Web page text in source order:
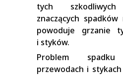
tych szkodliwych
znaczących
powoduje grzanie
i styków.
Problem
przewodach i